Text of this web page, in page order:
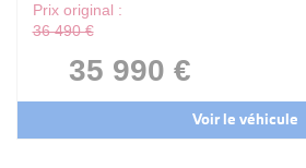
Prix original :
36 490 €
35 990 €
Voir le véhicule